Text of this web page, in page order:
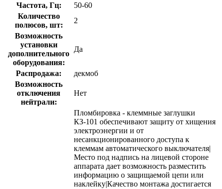
Частота, Гц:
50-60
Количество
полюсов, шт:
2
Возможность
установки
дополнительного
оборудования:
Да
Распродажа:
декмоб
Возможность
отключения
нейтрали:
Нет
Пломбировка - клеммные заглушки
КЗ-101 обеспечивают защиту от хищения
электроэнергии и от
несанкционированного доступа к
клеммам автоматического выключателя|
Место под надпись на лицевой стороне
аппарата дает возможность разместить
информацию о защищаемой цепи или
наклейку|Качество монтажа достигается